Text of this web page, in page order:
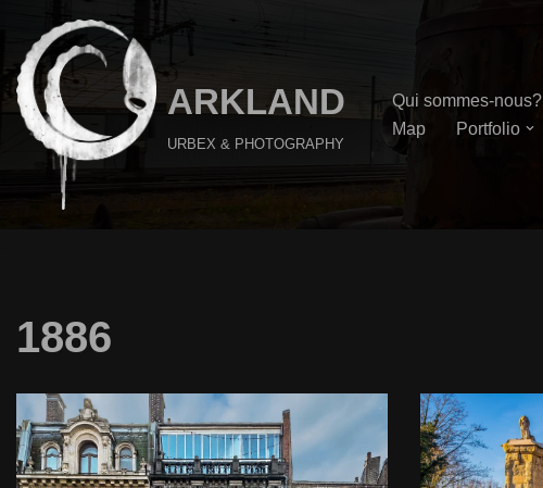
Aller
au
contenu
ARKLAND
URBEX & PHOTOGRAPHY
Qui sommes-nous?
Map
Portfolio
1886